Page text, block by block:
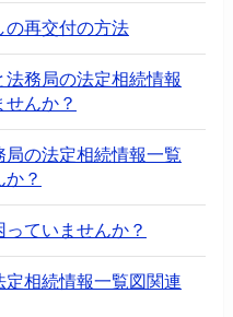
の再交付の方法
務局の法定相続情報
んか？
局の法定相続情報一覧
？
ていませんか？
相続情報一覧図関連